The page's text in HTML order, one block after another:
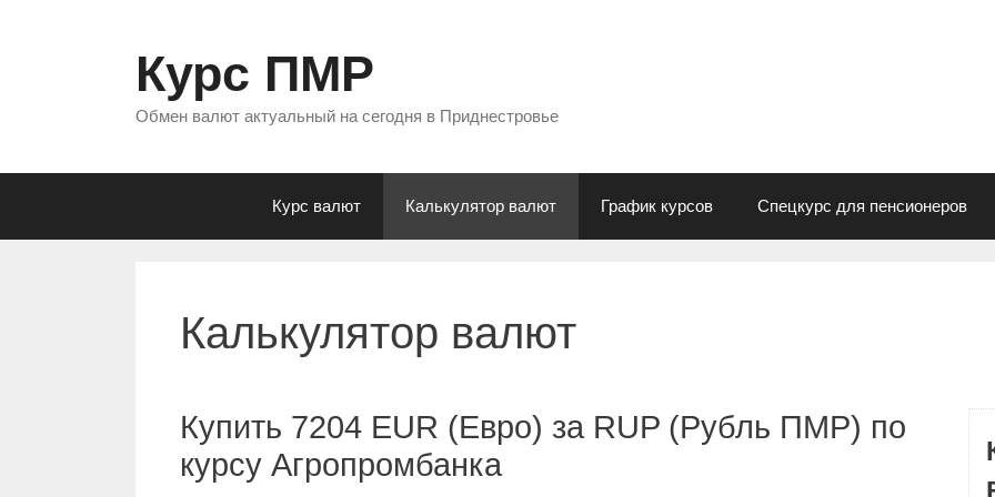
Курс ПМР
Обмен валют актуальный на сегодня в Приднестровье
Курс валют Калькулятор валют График курсов Спецкурс для пенсионеров
Калькулятор валют
Купить 7204 EUR (Евро) за RUP (Рубль ПМР) по
курсу Агропромбанка